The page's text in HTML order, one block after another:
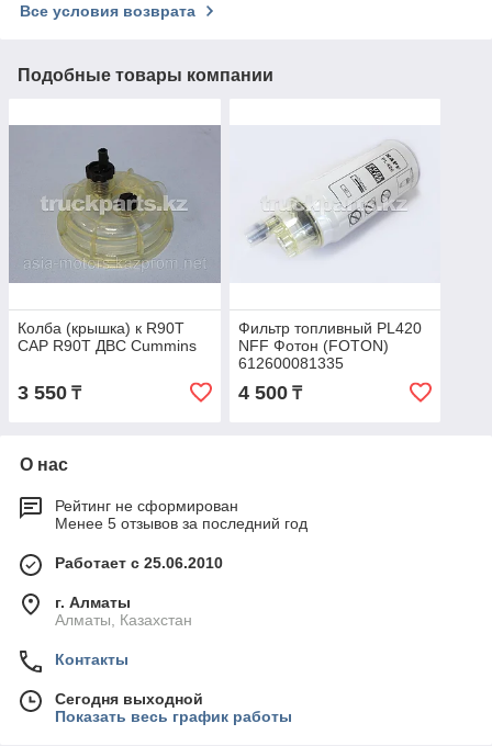
Все условия возврата
Подобные товары компании
Колба (крышка) к R90T
CAP R90T ДВС Cummins
3 550 ₸
Фильтр топливный PL420
NFF Фотон (FOTON)
612600081335
4 500₸
О нас
Рейтинг не сформирован
Менее 5 отзывов за последний год
Работает с 25.06.2010
г. Алматы
Алматы, Казахстан
Контакты
Сегодня выходной
Показать весь график работы